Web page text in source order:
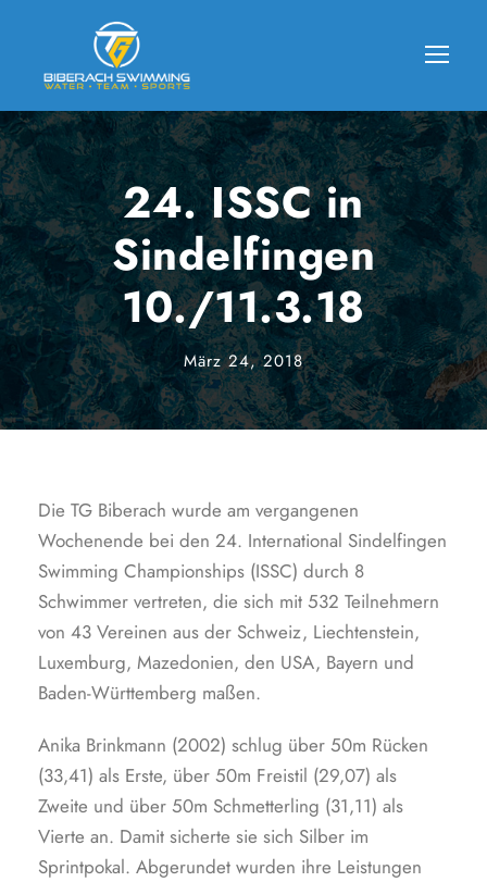
24. ISSC in
Sindelfingen
10./11.3.18
März 24, 2018
Die TG Biberach wurde am vergangenen
Wochenende bei den 24. International Sindelfingen
Swimming Championships (ISSC) durch 8
Schwimmer vertreten, die sich mit 532 Teilnehmern
von 43 Vereinen aus der Schweiz, Liechtenstein,
Luxemburg, Mazedonien, den USA, Bayern und
Baden-Württemberg maßen.
Anika Brinkmann (2002) schlug über 50m Rücken
(33,41) als Erste, über 50m Freistil (29,07) als
Zweite und über 50m Schmetterling (31,11) als
Vierte an. Damit sicherte sie sich Silber im
Sprintpokal. Abgerundet wurden ihre Leistungen